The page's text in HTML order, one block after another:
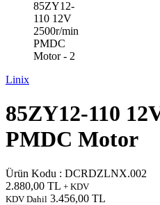
Linix
85ZY12-110
PMDC Motor
Ürün Kodu : DCRDZLNX.002
2.880,00 TL + KDV
KDV Dahil 3.456,00 TL